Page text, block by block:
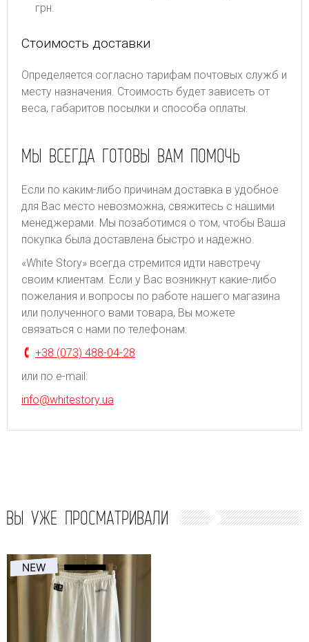
грн.
Стоимость доставки
Определяется согласно тарифам почтовых служб и
месту назначения. Стоимость будет зависеть от
веса, габаритов посылки и способа оплаты.
МЫ ВСЕГДА ГОТОВЫ ВАМ ПОМОЧЬ
Если по каким-либо причинам доставка в удобное
для Вас место невозможна, свяжитесь с нашими
менеджерами. Мы позаботимся о том, чтобы Ваша
покупка была доставлена быстро и надежно.
«White Story» всегда стремится идти навстречу
своим клиентам. Если у Вас возникнут какие-либо
пожелания и вопросы по работе нашего магазина
или полученного вами товара, Вы можете
связаться с нами по телефонам:
+38 (073) 488-04-28
или по e-mail:
info@whitestory.ua
ВЫ УЖЕ ПРОСМАТРИВАЛИ